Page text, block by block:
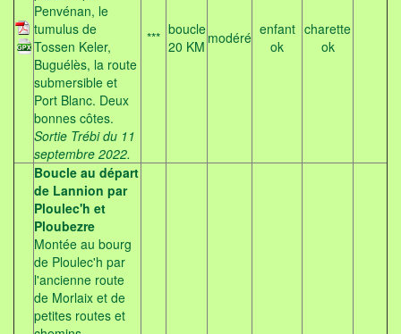
Penvénan, le
tumulus de
Tossen Keler,
Buguélès, la route
submersible et
Port Blanc. Deux
bonnes côtes.
Sortie Trébi du 11
septembre 2022.
*** boucle
20 KM modéré enfant
ok
charette
ok
Boucle au départ
de Lannion par
Ploulec'h et
Ploubezre
Montée au bourg
de Ploulec'h par
l'ancienne route
de Morlaix et de
petites routes et